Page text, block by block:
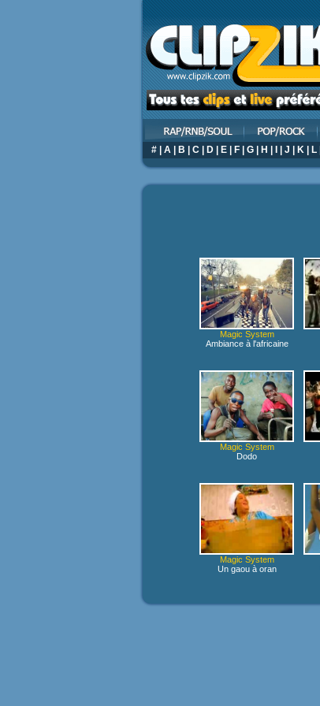
# A B C D E F G H J K L
Magic System
Ambiance à l'africaine
Magic System
Dodo
Magic System
Un gaou à oran